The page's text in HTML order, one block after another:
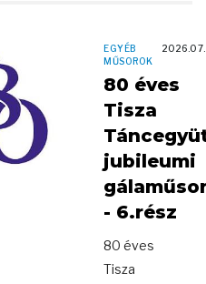
EGYÉB
MŰSOROK
80 éves
Tisza
jubileumi
- 6.rész
80 éves
Tisza